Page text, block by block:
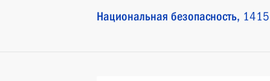
Национальная безопасность, 1415